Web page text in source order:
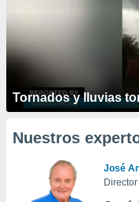
Tornados y lluvias
Nuestros
José